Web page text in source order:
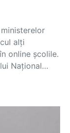
alți
online școlile.
Național…